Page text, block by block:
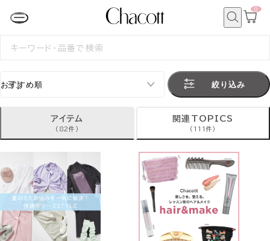
カ
0
検
絞り込み
アイテム
(82件)
関連TOPICS
(111件)